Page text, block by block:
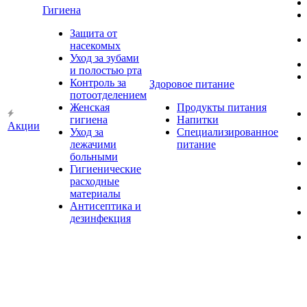
Акции
Гигиена
Защита от
насекомых
Уход за зубами
и полостью рта
Контроль за
потоотделением
Женская
гигиена
Уход за
лежачими
больными
Гигиенические
расходные
материалы
Антисептика и
дезинфекция
Здоровое питание
Продукты питания
Напитки
Специализированное
питание